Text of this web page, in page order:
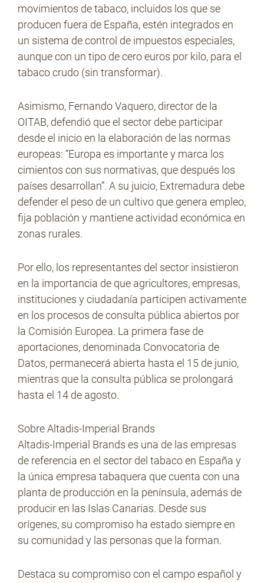
movimientos de tabaco, incluidos los que se
producen fuera de España, estén integrados en
un sistema de control de impuestos especiales,
aunque con un tipo de cero euros por kilo, para el
tabaco crudo (sin transformar).
Asimismo, Fernando Vaquero, director de la
OITAB, defendió que el sector debe participar
desde el inicio en la elaboración de las normas
europeas: “Europa es importante y marca los
cimientos con sus normativas, que después los
países desarrollan”. A su juicio, Extremadura debe
defender el peso de un cultivo que genera empleo,
fija población y mantiene actividad económica en
zonas rurales.
Por ello, los representantes del sector insistieron
en la importancia de que agricultores, empresas,
instituciones y ciudadanía participen activamente
en los procesos de consulta pública abiertos por
la Comisión Europea. La primera fase de
aportaciones, denominada Convocatoria de
Datos, permanecerá abierta hasta el 15 de junio,
mientras que la consulta pública se prolongará
hasta el 14 de agosto.
Sobre Altadis-Imperial Brands
Altadis-Imperial Brands es una de las empresas
de referencia en el sector del tabaco en España y
la única empresa tabaquera que cuenta con una
planta de producción en la península, además de
producir en las Islas Canarias. Desde sus
orígenes, su compromiso ha estado siempre en
su comunidad y las personas que la forman.
Destaca su compromiso con el campo español y